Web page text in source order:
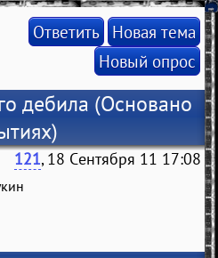
Ответить Новая тема
Новый опрос
дебила (Основано
121, 18 Сентября 11 17:08